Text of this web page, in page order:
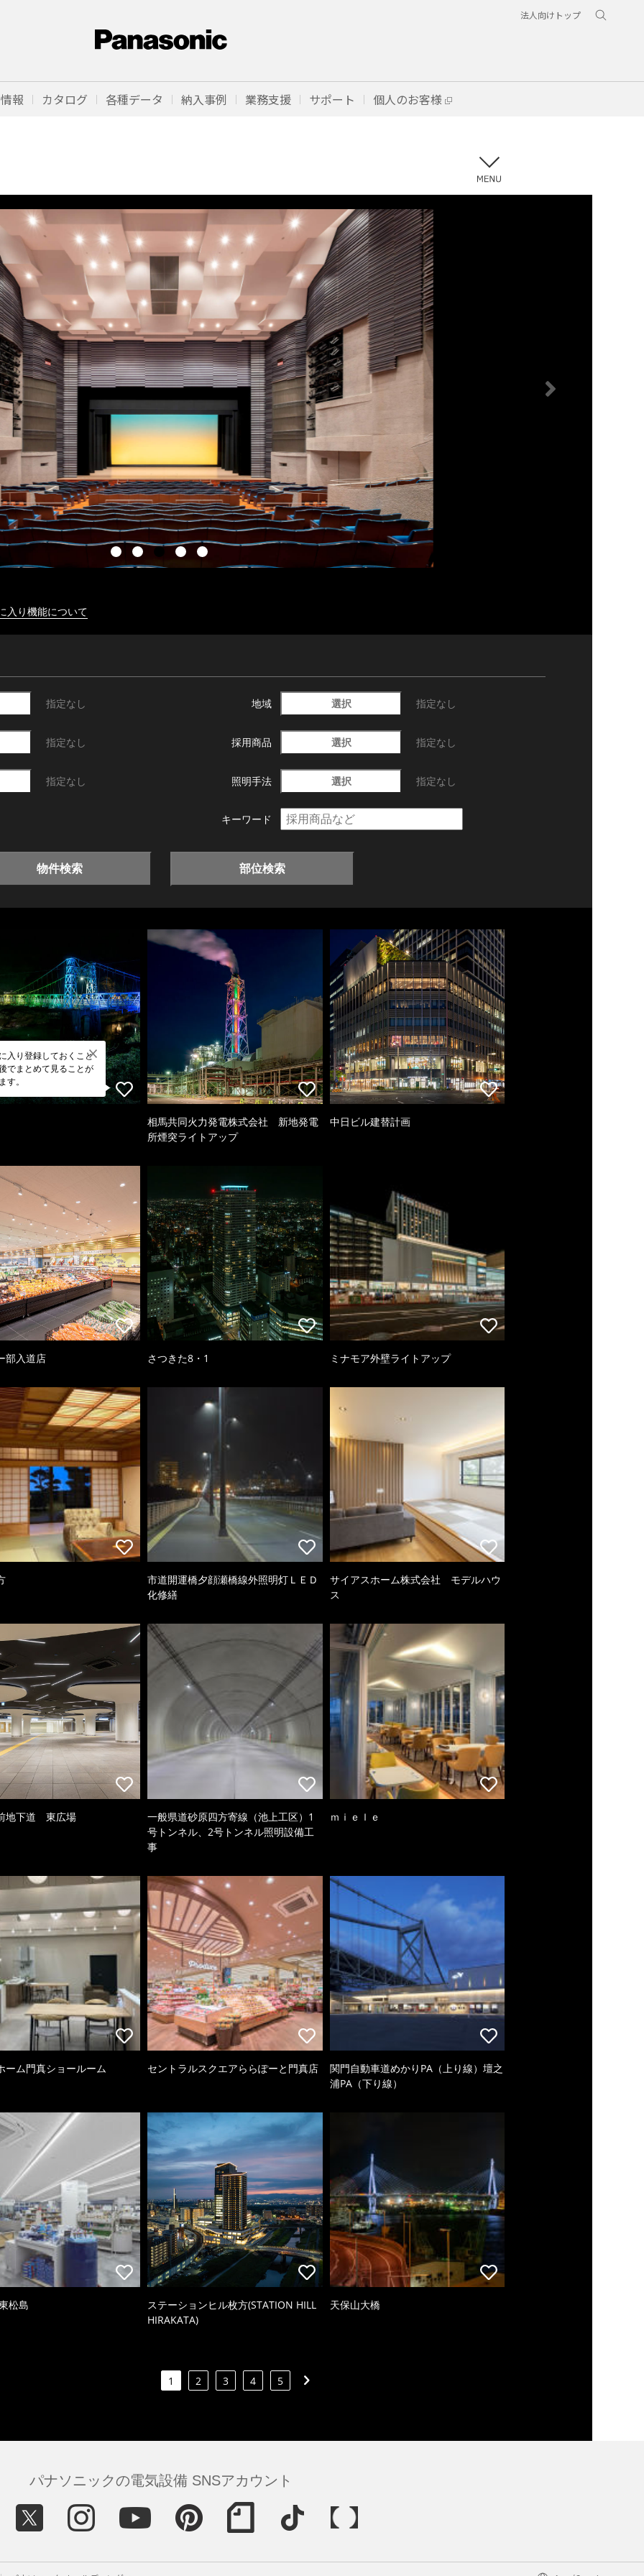
法人向けトップ
報 カタログ 各種データ 納入事例 業務支援 サポート 個人のお客様
入り機能について
指定なし 地域 選択 指定なし
指定なし 採用商品 選択 指定なし
指定なし 照明手法 選択 指定なし
キーワード
物件検索 部位検索
入り登録しておくこと
でまとめて見ることが
す。
相馬共同火力発電株式会社 新地発電
所煙突ライトアップ
中日ビル建替計画
部入道店 さつきた8・1 ミナモア外壁ライトアップ
市道開運橋夕顔瀬橋線外照明灯ＬＥＤ
化修繕
サイアスホーム株式会社 モデルハウ
ス
地下道 東広場
一般県道砂原四方寄線（池上工区）1
号トンネル、2号トンネル照明設備工
事
ｍｉｅｌｅ
ーム門真ショールーム セントラルスクエアららぽーと門真店
関門自動車道めかりPA（上り線）壇之
浦PA（下り線）
松島
ステーションヒル枚方(STATION HILL
HIRAKATA)
天保山大橋
1 2 3 4 5
パナソニックの電気設備 SNSアカウント